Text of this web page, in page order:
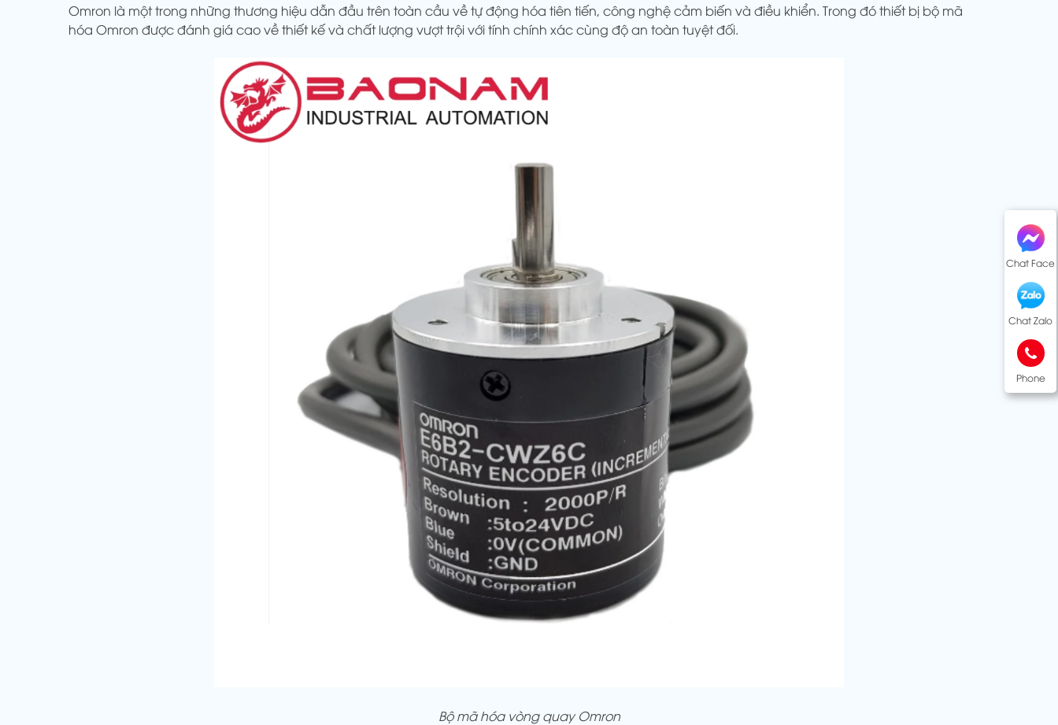
Chat Face
Chat Zalo
Phone
Omron là một trong những thương hiệu dẫn đầu trên toàn cầu về tự động hóa tiên tiến, công nghệ cảm biến và điều khiển. Trong đó thiết bị bộ mã
hóa Omron được đánh giá cao về thiết kế và chất lượng vượt trội với tính chính xác cùng độ an toàn tuyệt đối.
Bộ mã hóa vòng quay Omron